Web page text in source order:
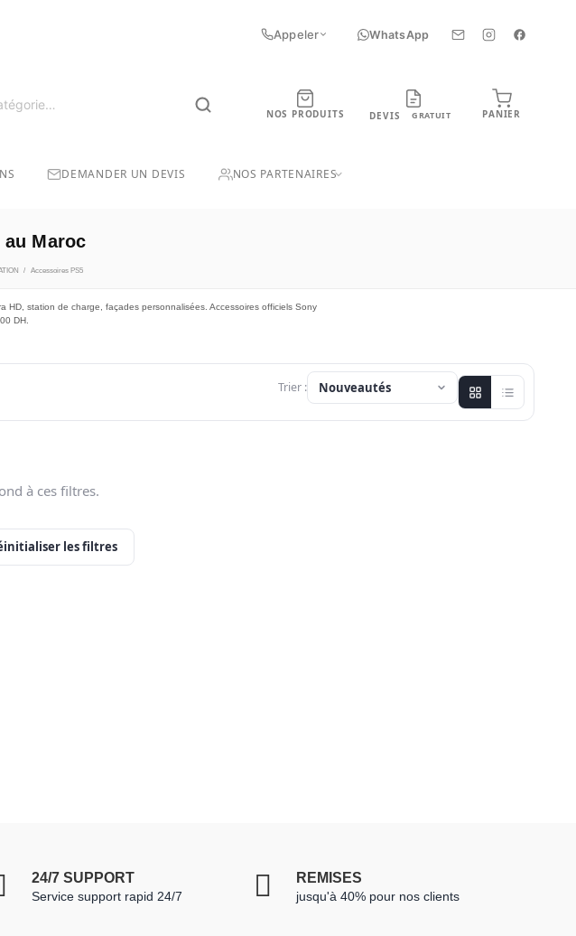
Appeler WhatsApp
NOS PRODUITS DEVIS GRATUIT PANIER
DEMANDER UN DEVIS NOS PARTENAIRES
au Maroc
Accessoires PS5
HD, station de charge, façades personnalisées. Accessoires officiels Sony
DH.
Trier :
à ces filtres.
les filtres
24/7 SUPPORT
Service support rapid 24/7
REMISES
jusqu'à 40% pour nos clients